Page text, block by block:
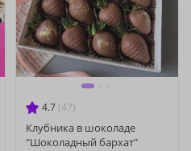
4.7 (47)
Клубника в шоколаде
"Шоколадный бархат"